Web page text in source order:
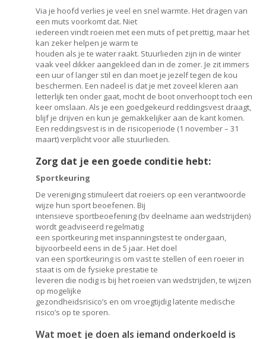
Via je hoofd verlies je veel en snel warmte. Het dragen van
een muts voorkomt dat. Niet
iedereen vindt roeien met een muts of pet prettig, maar het
kan zeker helpen je warm te
houden als je te water raakt. Stuurlieden zijn in de winter
vaak veel dikker aangekleed dan in de zomer. Je zit immers
een uur of langer stil en dan moet je jezelf tegen de kou
beschermen. Een nadeel is dat je met zoveel kleren aan
letterlijk ten onder gaat, mocht de boot onverhoopt toch een
keer omslaan. Als je een goedgekeurd reddingsvest draagt,
blijf je drijven en kun je gemakkelijker aan de kant komen.
Een reddingsvest is in de risicoperiode (1 november – 31
maart) verplicht voor alle stuurlieden.
Zorg dat je een goede conditie hebt:
Sportkeuring
De vereniging stimuleert dat roeiers op een verantwoorde
wijze hun sport beoefenen. Bij
intensieve sportbeoefening (bv deelname aan wedstrijden)
wordt geadviseerd regelmatig
een sportkeuring met inspanningstest te ondergaan,
bijvoorbeeld eens in de 5 jaar. Het doel
van een sportkeuring is om vast te stellen of een roeier in
staat is om de fysieke prestatie te
leveren die nodig is bij het roeien van wedstrijden, te wijzen
op mogelijke
gezondheidsrisico’s en om vroegtijdig latente medische
risico’s op te sporen.
Wat moet je doen als iemand onderkoeld is